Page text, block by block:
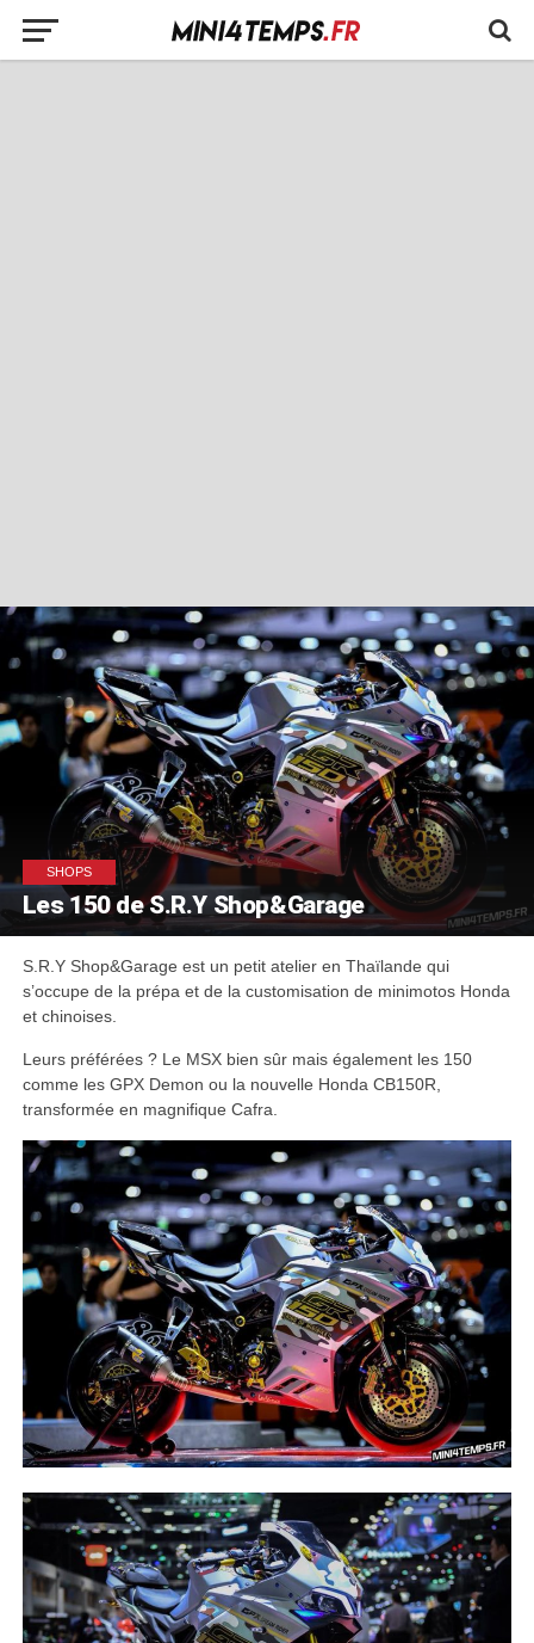
SHOPS
Les 150 de S.R.Y Shop&Garage
S.R.Y Shop&Garage est un petit atelier en Thaïlande qui
s’occupe de la prépa et de la customisation de minimotos Honda
et chinoises.
Leurs préférées ? Le MSX bien sûr mais également les 150
comme les GPX Demon ou la nouvelle Honda CB150R,
transformée en magnifique Cafra.